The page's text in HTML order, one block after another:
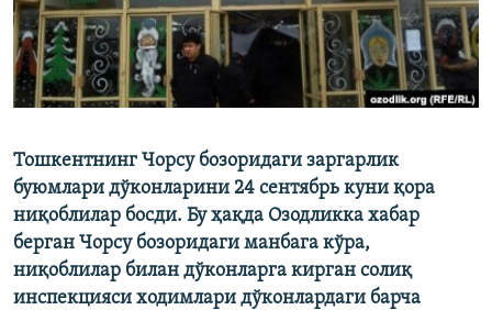
Тошкентнинг Чорсу бозоридаги заргарлик
буюмлари дўконларини 24 сентябрь куни қора
ниқоблилар босди. Бу ҳақда Озодликка хабар
берган Чорсу бозоридаги манбага кўра,
ниқоблилар билан дўконларга кирган солиқ
инспекцияси ходимлари дўконлардаги барча